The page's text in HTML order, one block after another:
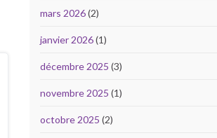
mars 2026(2)
janvier 2026(1)
décembre 2025 (3)
novembre 2025 (1)
octobre 2025 (2)